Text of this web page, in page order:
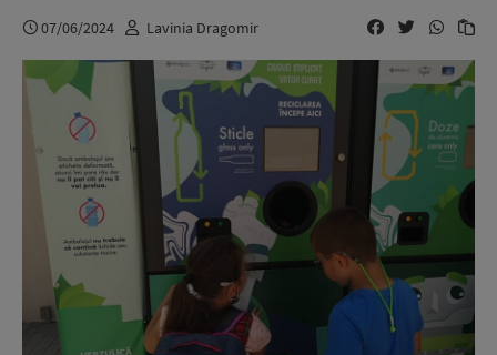
07/06/2024 Lavinia Dragomir